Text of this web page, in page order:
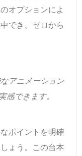
オプションによ
でき、ゼロから
アニメーション
感できます。
ポイントを明確
ょう。この台本